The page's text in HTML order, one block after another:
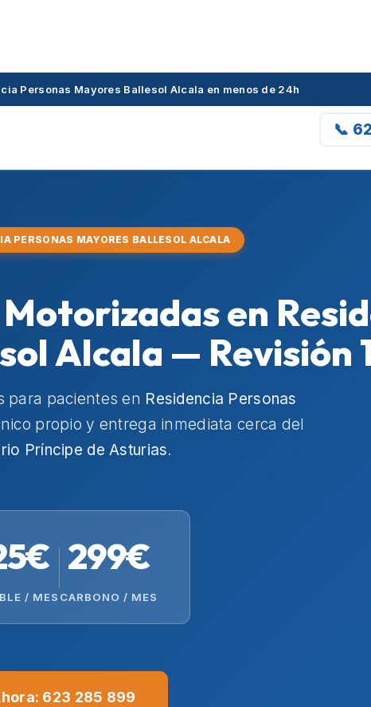
Personas Mayores Ballesol Alcala en menos de 24h
📞
PERSONAS MAYORES BALLESOL ALCALA
en
Alcala — Revisión
para pacientes en Residencia Personas
propio y entrega inmediata cerca del
Príncipe de Asturias.
/ MES
299€
CARBONO / MES
623 285 899